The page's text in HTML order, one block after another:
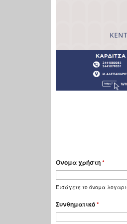
Όνομα χρήστη*
Εισάγετε το όνομα
Συνθηματικό*